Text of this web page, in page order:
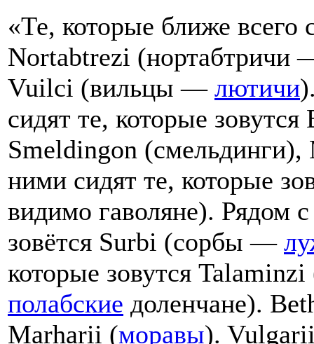
«Те, которые ближе всего
Nortabtrezi (нортабтричи
Vuilci (вильцы — лютичи
сидят те, которые
Smeldingon
ними сидят те, которые
видимо гаволяне). Рядом
зовётся Surbi (сорбы —
которые зовутся
полабские доленчане).
Marharii (моравы).